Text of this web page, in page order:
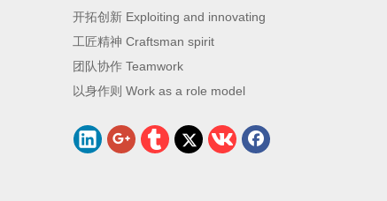
开拓创新 Exploiting and innovating
工匠精神 Craftsman spirit
团队协作 Teamwork
以身作则 Work as a role model